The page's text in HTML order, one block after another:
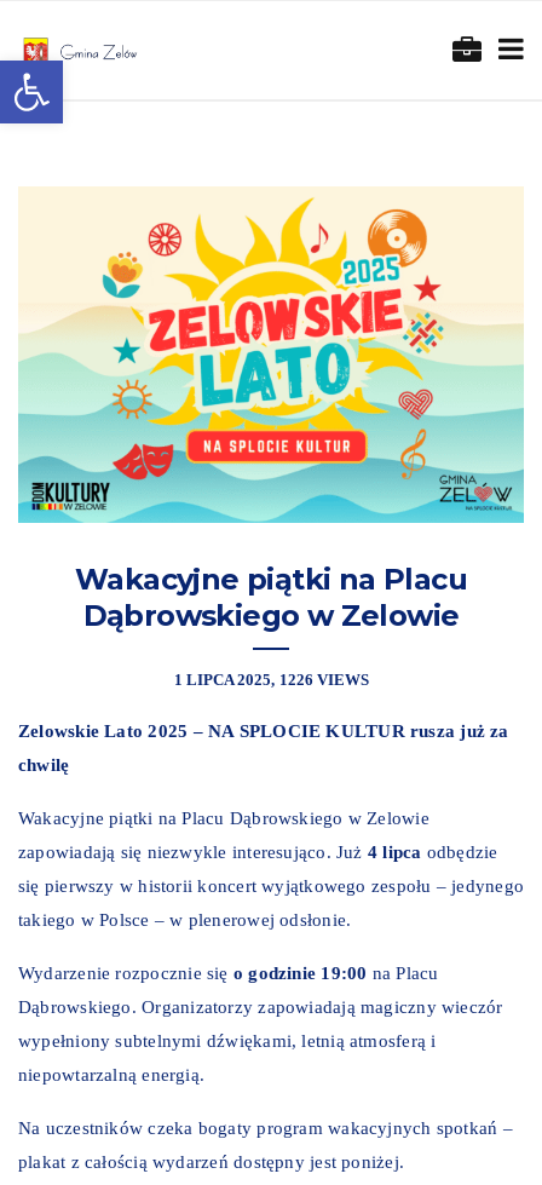
Otwórz pasek narzędzi
Wakacyjne piątki na Placu
Dąbrowskiego w Zelowie
1 LIPCA 2025 1226 VIEWS
Zelowskie Lato 2025 – NA SPLOCIE KULTUR rusza już za
chwilę
Wakacyjne piątki na Placu Dąbrowskiego w Zelowie
zapowiadają się niezwykle interesująco. Już 4 lipca odbędzie
się pierwszy w historii koncert wyjątkowego zespołu – jedynego
takiego w Polsce – w plenerowej odsłonie.
Wydarzenie rozpocznie się o godzinie 19:00 na Placu
Dąbrowskiego. Organizatorzy zapowiadają magiczny wieczór
wypełniony subtelnymi dźwiękami, letnią atmosferą i
niepowtarzalną energią.
Na uczestników czeka bogaty program wakacyjnych spotkań –
plakat z całością wydarzeń dostępny jest poniżej.